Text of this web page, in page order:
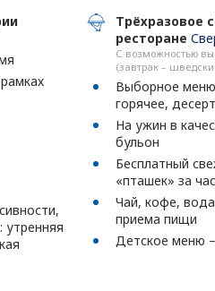
утренняя
Трёхразовое
ресторане
С возможностью
(завтрак –
Выборное
горячее,
На ужин в
бульон
Бесплатный
«пташек» за
Чай, кофе,
приема пищи
Детское меню